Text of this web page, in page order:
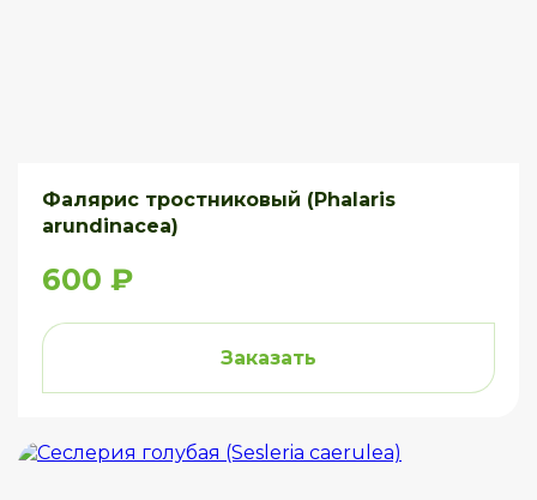
Фалярис тростниковый (Phalaris
arundinacea)
600 ₽
Заказать